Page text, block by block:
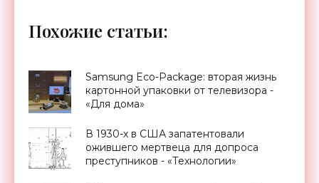
Похожие статьи:
Samsung Eco-Package: вторая жизнь
картонной упаковки от телевизора -
«Для дома»
В 1930-х в США запатентовали
ожившего мертвеца для допроса
преступников - «Технологии»